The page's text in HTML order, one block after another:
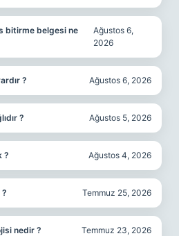
bitirme belgesi ne
Ağustos 6,
2026
? Ağustos 6, 2026
? Ağustos 5, 2026
? Ağustos 4, 2026
Temmuz 25, 2026
nedir ? Temmuz 23, 2026